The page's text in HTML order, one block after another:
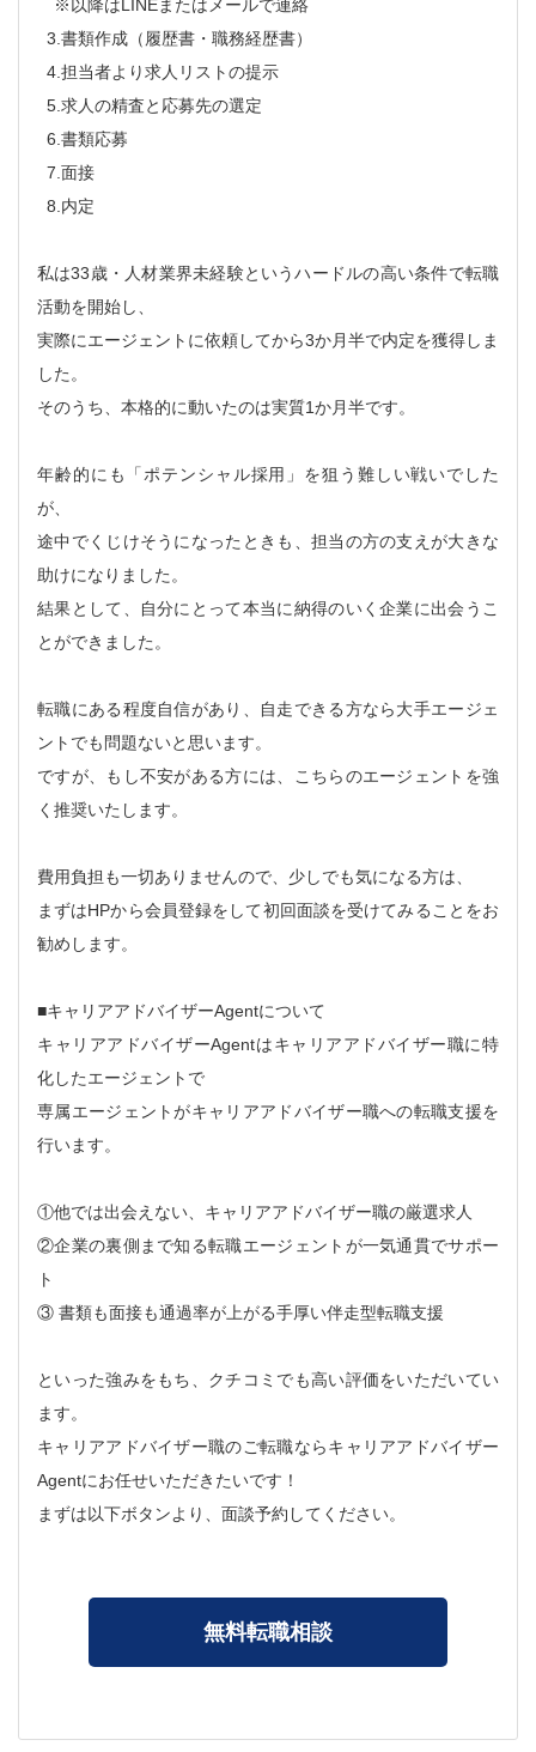
※以降はLINEまたはメールで連絡
3.書類作成（履歴書・職務経歴書）
4.担当者より求人リストの提示
5.求人の精査と応募先の選定
6.書類応募
7.面接
8.内定
私は33歳・人材業界未経験というハードルの高い条件で転職
活動を開始し、
実際にエージェントに依頼してから3か月半で内定を獲得しま
した。
そのうち、本格的に動いたのは実質1か月半です。
年齢的にも「ポテンシャル採用」を狙う難しい戦いでした
が、
途中でくじけそうになったときも、担当の方の支えが大きな
助けになりました。
結果として、自分にとって本当に納得のいく企業に出会うこ
とができました。
転職にある程度自信があり、自走できる方なら大手エージェ
ントでも問題ないと思います。
ですが、もし不安がある方には、こちらのエージェントを強
く推奨いたします。
費用負担も一切ありませんので、少しでも気になる方は、
まずはHPから会員登録をして初回面談を受けてみることをお
勧めします。
■キャリアアドバイザーAgentについて
キャリアアドバイザーAgentはキャリアアドバイザー職に特
化したエージェントで
専属エージェントがキャリアアドバイザー職への転職支援を
行います。
①他では出会えない、キャリアアドバイザー職の厳選求人
②企業の裏側まで知る転職エージェントが一気通貫でサポー
ト
③ 書類も面接も通過率が上がる手厚い伴走型転職支援
といった強みをもち、クチコミでも高い評価をいただいてい
ます。
キャリアアドバイザー職のご転職ならキャリアアドバイザー
Agentにお任せいただきたいです！
まずは以下ボタンより、面談予約してください。
無料転職相談